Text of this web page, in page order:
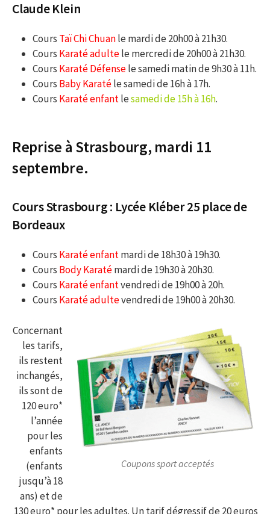
Claude Klein
Cours Taï Chi Chuanle mardi de 20h00 à 21h30.
Cours Karaté adultele mercredi de 20h00 à 21h30.
Cours Karaté Défensele samedi matin de 9h30 à 11h.
Cours Baby Karatéle samedi de 16h à 17h.
Cours Karaté enfantlesamedi de 15h à 16h.
Reprise à Strasbourg, mardi 11
septembre.
Cours Strasbourg : Lycée Kléber 25 place de
Bordeaux
Cours Karaté enfantmardi de 18h30 à 19h30.
Cours Body Karatémardi de 19h30 à 20h30.
Cours Karaté enfantvendredi de 19h00 à 20h.
Cours Karaté adultevendredi de 19h00 à 20h30.
Coupons sport acceptés
Concernant
les tarifs,
ils restent
inchangés,
ils sont de
120 euro*
l’année
pour les
enfants
(enfants
jusqu’à 18
ans) et de
130 euro* pour les adultes. Un tarif dégressif de 20 euros